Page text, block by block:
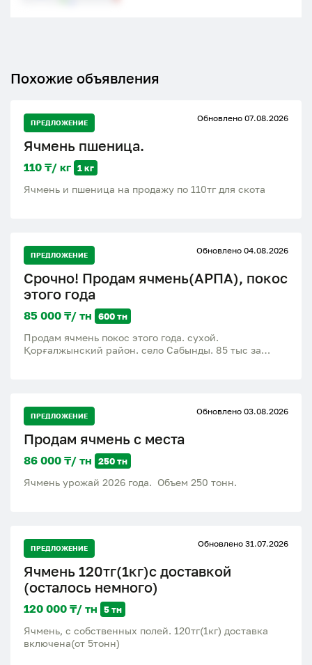
Похожие объявления
ПРЕДЛОЖЕНИЕ Обновлено 07.08.2026
Ячмень пшеница.
110 ₸/ кг 1 кг
Ячмень и пшеница на продажу по 110тг для скота
ПРЕДЛОЖЕНИЕ Обновлено 04.08.2026
Срочно! Продам ячмень(АРПА), покос
этого года
85 000 ₸/ тн 600 тн
Продам ячмень покос этого года. сухой.
Қорғалжынский район. село Сабынды. 85 тыс за
ПРЕДЛОЖЕНИЕ Обновлено 03.08.2026
Продам ячмень с места
86 000 ₸/ тн 250 тн
Ячмень урожай 2026 года. Объем 250 тонн.
ПРЕДЛОЖЕНИЕ Обновлено 31.07.2026
Ячмень 120тг(1кг)с доставкой
(осталось немного)
120 000 ₸/ тн 5 тн
Ячмень, с собственных полей. 120тг(1кг) доставка
включена(от 5тонн)